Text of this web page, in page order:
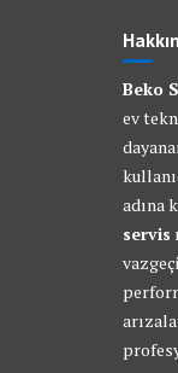
Beko
ev
adına
servis